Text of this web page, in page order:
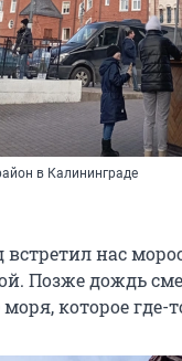
в Калининграде
нас
Позже дождь
которое где-